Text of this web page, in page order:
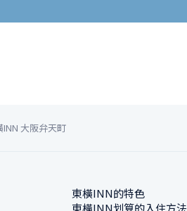
INN 大阪弁天町
東橫INN的特色
東橫INN划算的入住方法